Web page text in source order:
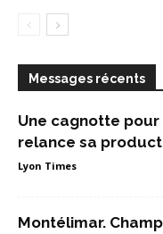
Messages récents
Une cagnotte
relance sa
Lyon Times
Montélimar.